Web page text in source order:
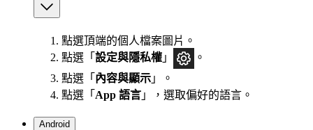
點選頂端的個人檔案圖片。
點選「 設定與隱私權 」
。
點選「 內容與顯示 」。
點選「 App 語言 」，選取偏好的語言。
Android